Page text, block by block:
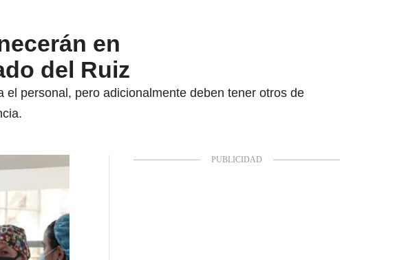
en
del Ruiz
personal, pero adicionalmente deben tener otros de